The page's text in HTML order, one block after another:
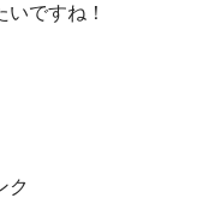
ですね！
ク